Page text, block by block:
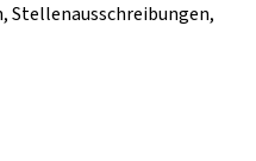
Stellenausschreibungen,